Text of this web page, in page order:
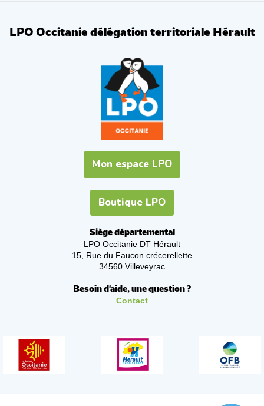
LPO Occitanie délégation territoriale Hérault
Mon espace LPO
Boutique LPO
Siège départemental
LPO Occitanie DT Hérault
15, Rue du Faucon crécerellette
34560 Villeveyrac
Besoin d'aide, une question ?
Contact